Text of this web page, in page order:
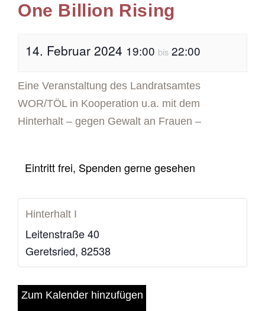
One Billion Rising
14. Februar 2024 19:00 bis 22:00
Eine Veranstaltung des Landratsamtes
WOR/TÖL in Kooperation u.a. mit dem
Hinterhalt – gegen Gewalt an Frauen –
Eintritt frei, Spenden gerne gesehen
Hinterhalt I
Leitenstraße 40
Geretsried, 82538